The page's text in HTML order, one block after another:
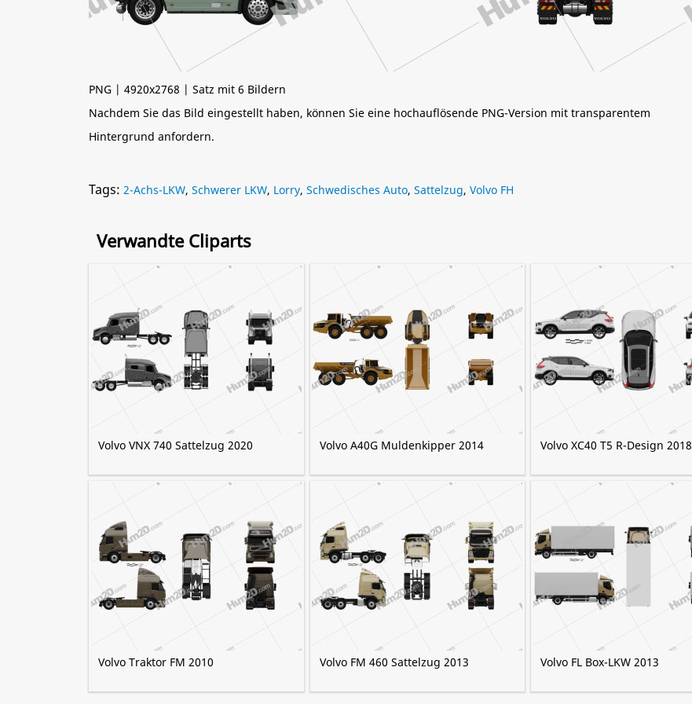
PNG | 4920x2768 | Satz mit 6 Bildern
Nachdem Sie das Bild eingestellt haben, können Sie eine hochauflösende PNG-Version mit transparentem
Hintergrund anfordern.
Tags: 2-Achs-LKW, Schwerer LKW, Lorry, Schwedisches Auto, Sattelzug, Volvo FH
Verwandte Cliparts
Volvo VNX 740 Sattelzug 2020 Volvo A40G Muldenkipper 2014 Volvo XC40 T5 R-Design 2018
Volvo Traktor FM 2010 Volvo FM 460 Sattelzug 2013 Volvo FL Box-LKW 2013